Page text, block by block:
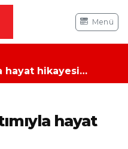
Menü
hayat hikayesi…
hayat